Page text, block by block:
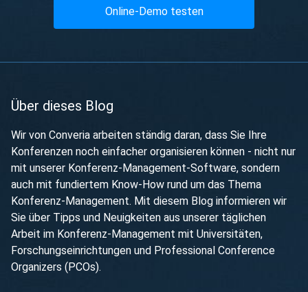
Online-Demo testen
Über dieses Blog
Wir von Converia arbeiten ständig daran, dass Sie Ihre
Konferenzen noch einfacher organisieren können - nicht nur
mit unserer Konferenz-Management-Software, sondern
auch mit fundiertem Know-How rund um das Thema
Konferenz-Management. Mit diesem Blog informieren wir
Sie über Tipps und Neuigkeiten aus unserer täglichen
Arbeit im Konferenz-Management mit Universitäten,
Forschungseinrichtungen und Professional Conference
Organizers (PCOs).